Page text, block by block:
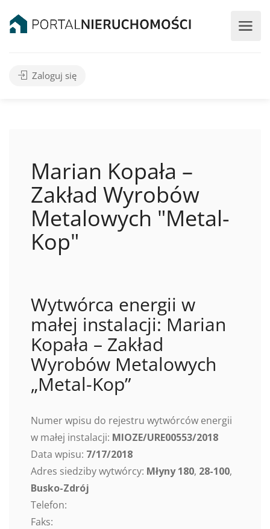
Zaloguj się
Marian Kopała –
Zakład Wyrobów
Metalowych "Metal-
Kop"
Wytwórca energii w
małej instalacji: Marian
Kopała – Zakład
Wyrobów Metalowych
„Metal-Kop”
Numer wpisu do rejestru wytwórców energii
w małej instalacji: MIOZE/URE00553/2018
Data wpisu: 7/17/2018
Adres siedziby wytwórcy: Młyny 180, 28-100,
Busko-Zdrój
Telefon:
Faks: